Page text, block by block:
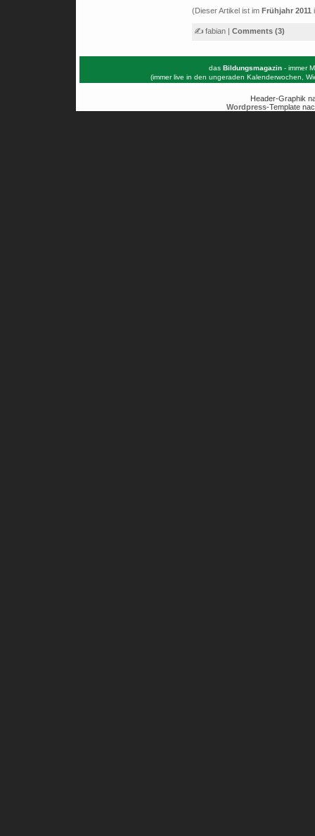
(Dieser Artikel ist im Frühjahr 2011
✍ fabian | Comments (3)
das Bildungsmagazin - immer
(immer live in den ungeraden Kalenderwochen,
Header-Graphik
Wordpress-Template